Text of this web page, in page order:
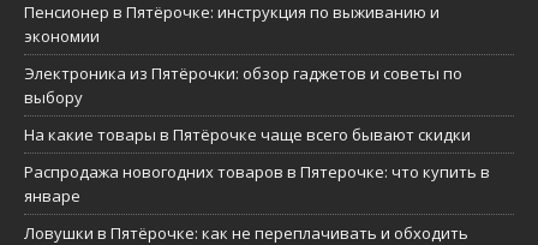
Пенсионер в Пятёрочке: инструкция по выживанию и
экономии
Электроника из Пятёрочки: обзор гаджетов и советы по
выбору
На какие товары в Пятёрочке чаще всего бывают скидки
Распродажа новогодних товаров в Пятерочке: что купить в
январе
Ловушки в Пятёрочке: как не переплачивать и обходить